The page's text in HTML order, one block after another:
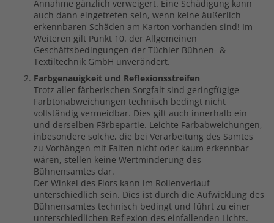
Annahme gänzlich verweigert. Eine Schädigung kann
auch dann eingetreten sein, wenn keine äußerlich
erkennbaren Schäden am Karton vorhanden sind! Im
Weiteren gilt Punkt 10. der Allgemeinen
Geschäftsbedingungen der Tüchler Bühnen- &
Textiltechnik GmbH unverändert.
Farbgenauigkeit und Reflexionsstreifen
Trotz aller färberischen Sorgfalt sind geringfügige
Farbtonabweichungen technisch bedingt nicht
vollständig vermeidbar. Dies gilt auch innerhalb ein
und derselben Färbepartie. Leichte Farbabweichungen,
inbesondere solche, die bei Verarbeitung des Samtes
zu Vorhängen mit Falten nicht oder kaum erkennbar
wären, stellen keine Wertminderung des
Bühnensamtes dar.
Der Winkel des Flors kann im Rollenverlauf
unterschiedlich sein. Dies ist durch die Aufwicklung des
Bühnensamtes technisch bedingt und führt zu einer
unterschiedlichen Reflexion des einfallenden Lichts.